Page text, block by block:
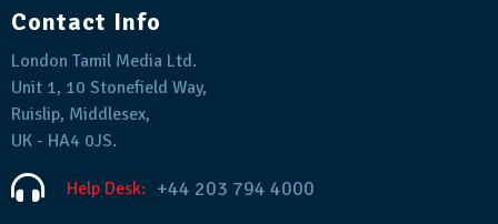
Contact Info
London Tamil Media Ltd.
Unit 1, 10 Stonefield Way,
Ruislip, Middlesex,
UK - HA4 0JS.
Help Desk: +44 203 794 4000